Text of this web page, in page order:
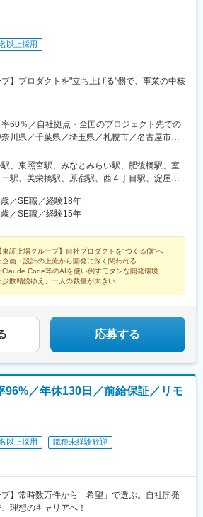
以上採用
プ】プロダクトを"立ち上げる"側で、事業の中核
率60％／自社拠点・全国のプロジェクト先での
川県／千葉県／埼玉県／札幌市／名古屋市／
京都府／兵庫県／福岡県／沖縄県※転居を伴う転
希望を最大限考慮して決定いたします。＜東京
千駄ヶ谷2-1-10 赤坂ビルディング2F＜札幌営
青葉区上杉5-6-7 レジーナコート上杉 2F＜横
横浜市西区みなとみらい3-7-1 オーシャンゲー
ト名駅1st 2F＜大阪営業所＞大阪府大阪市西区
5F＜福岡営業所＞福岡県福岡市
ミッドレジデ室見 1F＜沖縄営業所＞沖縄県那覇
YSCビル 202※受動喫煙対策：あり
、東照宮駅、みなとみらい駅、肥後橋駅、室
駅、美栄橋駅、原宿駅、西４丁目駅、淀屋橋
／SE職／経験18年
／SE職／経験15年
東証上場グループ】自社プロダクトを"つくる側"へ
画・設計の上流から開発に深く関われる
Code等のAIを使い倒すモダンな開発環境
数精鋭ゆえ、一人の裁量が大きい
応募する
96%／年休130日／前給保証／リモ
以上採用
職種未経験歓迎
プ】常時数万件から「希望」で選ぶ。自社開発
理想のキャリアへ！